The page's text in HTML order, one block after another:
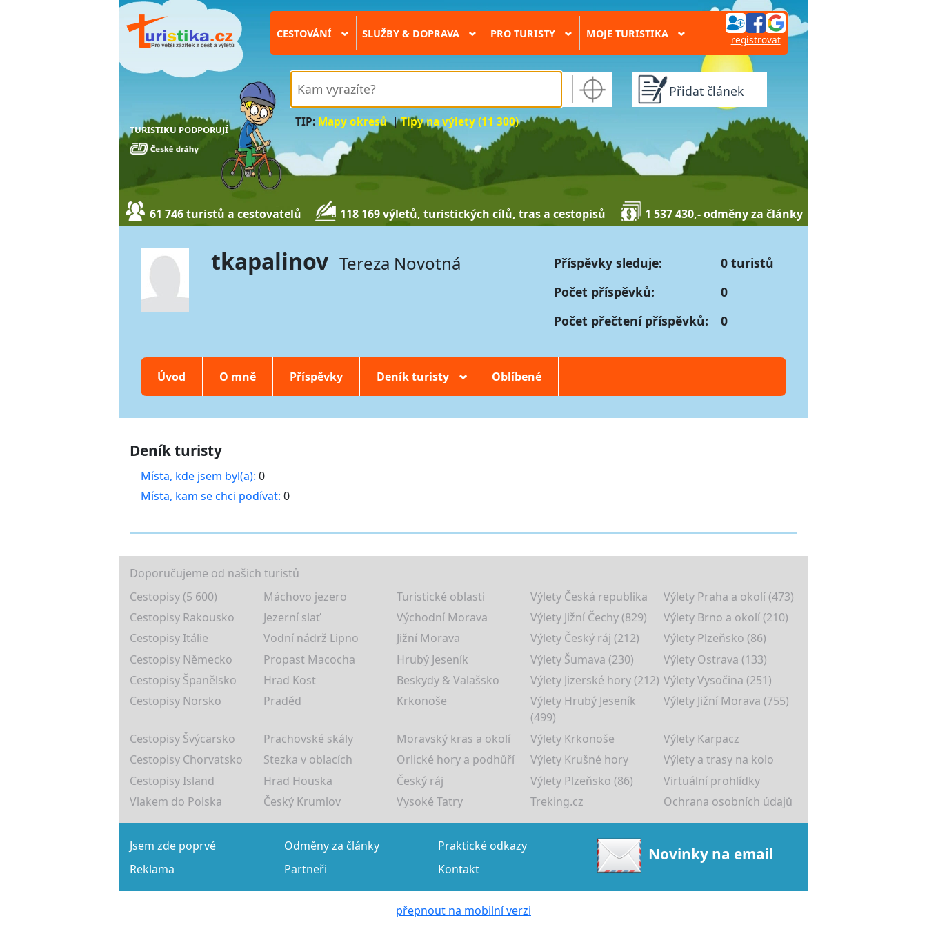
TURISTIKU PODPORUJÍ
CESTOVÁNÍ › SLUŽBY & DOPRAVA › PRO TURISTY › MOJE TURISTIKA › registrovat
TIP: Mapy okresů|Tipy na výlety (11 300)
Přidat článek
61 746 turistů a cestovatelů 118 169 výletů, turistických cílů, tras a cestopisů 1 537 430,- odměny za články
tkapalinov Tereza Novotná Příspěvky sleduje:
0 turistů
Počet příspěvků:
0
Počet přečtení příspěvků:
0
Úvod O mně Příspěvky Deník turisty › Oblíbené
Deník turisty
Místa, kde jsem byl(a): 0
Místa, kam se chci podívat: 0
Doporučujeme od našich turistů
Cestopisy (5 600)
Máchovo jezero Turistické oblasti Výlety Česká republika
Výlety Praha a okolí (473)
Cestopisy Rakousko
Jezerní slať Východní Morava Výlety Jižní Čechy (829)
Výlety Brno a okolí (210)
Cestopisy Itálie
Vodní nádrž Lipno Jižní Morava Výlety Český ráj (212)
Výlety Plzeňsko (86)
Cestopisy Německo
Propast Macocha Hrubý Jeseník Výlety Šumava (230)
Výlety Ostrava (133)
Cestopisy Španělsko
Hrad Kost Beskydy & Valašsko Výlety Jizerské hory (212) Výlety Vysočina (251)
Cestopisy Norsko
Praděd Krkonoše
Výlety Hrubý Jeseník
(499)
Výlety Jižní Morava (755)
Cestopisy Švýcarsko Prachovské skály Moravský kras a okolí Výlety Krkonoše
Výlety Karpacz
Cestopisy Chorvatsko
Stezka v oblacích Orlické hory a podhůří Výlety Krušné hory
Výlety a trasy na kolo
Cestopisy Island
Hrad Houska Český ráj Výlety Plzeňsko (86)
Virtuální prohlídky
Vlakem do Polska
Český Krumlov Vysoké Tatry Treking.cz Ochrana osobních údajů
Jsem zde poprvé Odměny za články
Praktické odkazy
Reklama
Partneři Kontakt
Novinky na email
přepnout na mobilní verzi